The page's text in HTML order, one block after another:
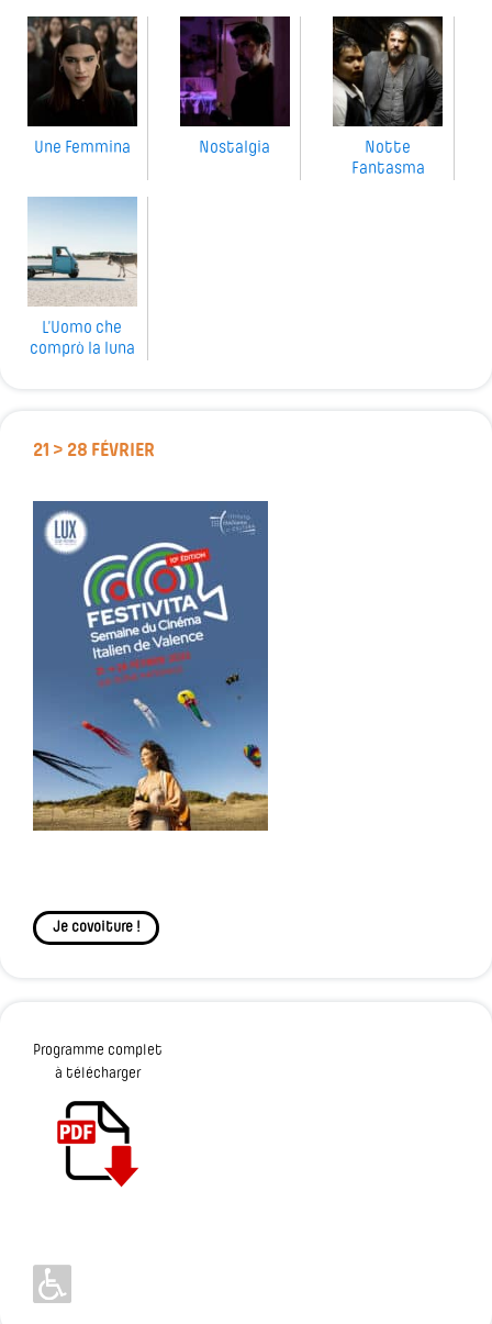
Une Femmina Nostalgia
Notte
Fantasma
L’Uomo che
comprò la luna
21 > 28 FÉVRIER
Je covoiture !
Programme complet
à télécharger